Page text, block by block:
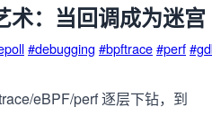
术：当回调成为迷宫
#debugging #bpftrace#perf
eBPF/perf 逐层下钻，到